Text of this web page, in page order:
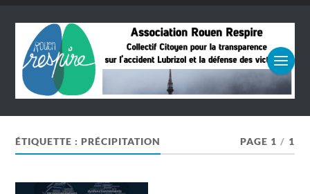
ÉTIQUETTE :PRÉCIPITATION PAGE 1 / 1